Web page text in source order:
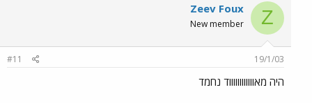
Z
Zeev Foux
New member
19/1/03
#11
היה מאווווווווווווד נחמד